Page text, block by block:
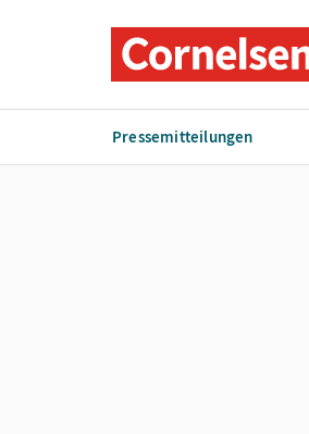
Pressemitteilungen